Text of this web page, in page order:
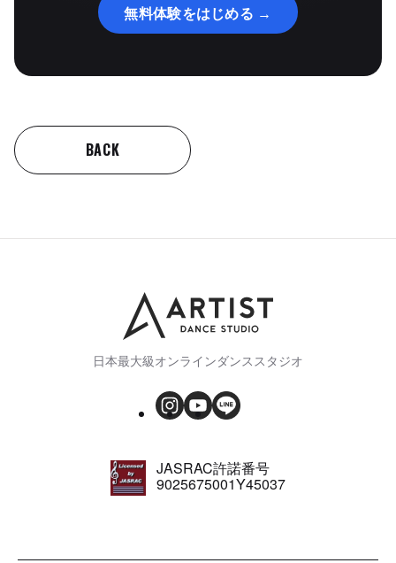
無料体験をはじめる →
BACK
日本最大級オンラインダンススタジオ
JASRAC許諾番号
9025675001Y45037